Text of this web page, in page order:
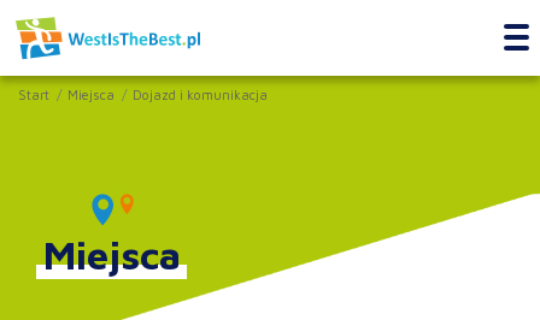
Start Miejsca Dojazd i komunikacja
Miejsca